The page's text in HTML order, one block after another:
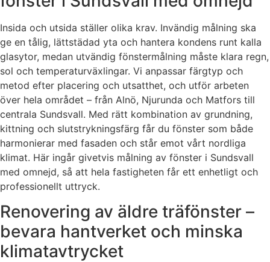
Insida och utsida ställer olika krav. Invändig målning ska
ge en tålig, lättstädad yta och hantera kondens runt kalla
glasytor, medan utvändig fönstermålning måste klara regn,
sol och temperaturväxlingar. Vi anpassar färgtyp och
metod efter placering och utsatthet, och utför arbeten
över hela området – från Alnö, Njurunda och Matfors till
centrala Sundsvall. Med rätt kombination av grundning,
kittning och slutstrykningsfärg får du fönster som både
harmonierar med fasaden och står emot vårt nordliga
klimat. Här ingår givetvis målning av fönster i Sundsvall
med omnejd, så att hela fastigheten får ett enhetligt och
professionellt uttryck.
Renovering av äldre träfönster –
bevara hantverket och minska
klimatavtrycket